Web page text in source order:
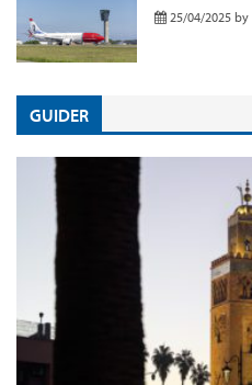
25/04/2025 by
GUIDER